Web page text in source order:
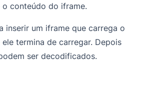
conteúdo do iframe.
um iframe que carrega o
termina de carregar. Depois
ser decodificados.